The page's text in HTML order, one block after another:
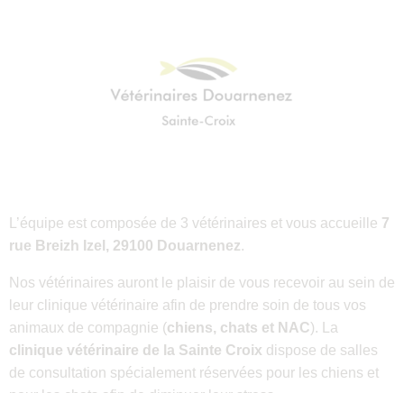
L’équipe est composée de 3 vétérinaires et vous accueille 7
rue Breizh Izel, 29100 Douarnenez.
Nos vétérinaires auront le plaisir de vous recevoir au sein de
leur clinique vétérinaire afin de prendre soin de tous vos
animaux de compagnie (chiens, chats et NAC). La
clinique vétérinaire de la Sainte Croix dispose de salles
de consultation spécialement réservées pour les chiens et